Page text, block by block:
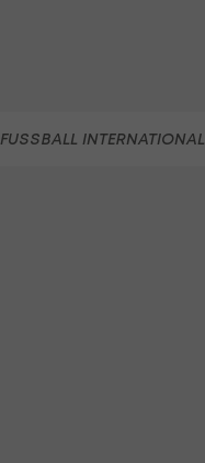
FUSSBALL INTERNATIONAL